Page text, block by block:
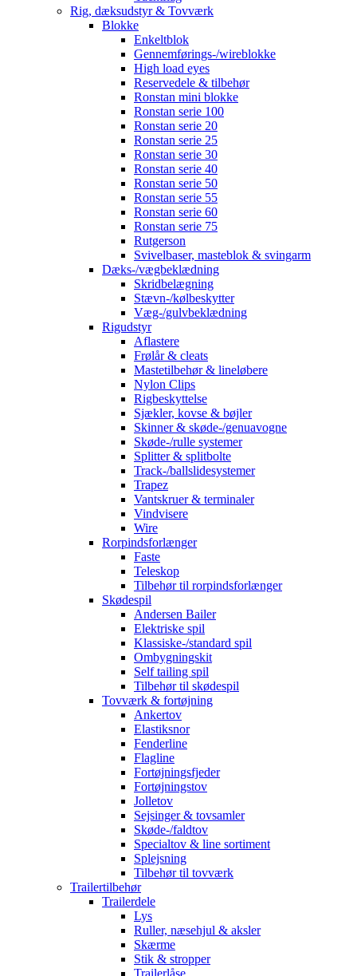
Rig, dæksudstyr & Tovværk
Blokke
Enkeltblok
Gennemførings-/wireblokke
High load eyes
Reservedele & tilbehør
Ronstan mini blokke
Ronstan serie 100
Ronstan serie 20
Ronstan serie 25
Ronstan serie 30
Ronstan serie 40
Ronstan serie 50
Ronstan serie 55
Ronstan serie 60
Ronstan serie 75
Rutgerson
Svivelbaser, masteblok & svingarm
Dæks-/vægbeklædning
Skridbelægning
Stævn-/kølbeskytter
Væg-/gulvbeklædning
Rigudstyr
Aflastere
Frølår & cleats
Mastetilbehør & lineløbere
Nylon Clips
Rigbeskyttelse
Sjækler, kovse & bøjler
Skinner & skøde-/genuavogne
Skøde-/rulle systemer
Splitter & splitbolte
Track-/ballslidesystemer
Trapez
Vantskruer & terminaler
Vindvisere
Wire
Rorpindsforlænger
Faste
Teleskop
Tilbehør til rorpindsforlænger
Skødespil
Andersen Bailer
Elektriske spil
Klassiske-/standard spil
Ombygningskit
Self tailing spil
Tilbehør til skødespil
Tovværk & fortøjning
Ankertov
Elastiksnor
Fenderline
Flagline
Fortøjningsfjeder
Fortøjningstov
Jolletov
Sejsinger & tovsamler
Skøde-/faldtov
Specialtov & line sortiment
Splejsning
Tilbehør til tovværk
Trailertilbehør
Trailerdele
Lys
Ruller, næsehjul & aksler
Skærme
Stik & stropper